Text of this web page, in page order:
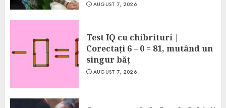
AUGUST 7, 2026
Test IQ cu chibrituri |
Corectați 6 – 0 = 81, mutând un
singur băț
AUGUST 7, 2026